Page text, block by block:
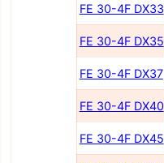
FE 30-4F DX33
FE 30-4F DX35
FE 30-4F DX37
FE 30-4F DX40
FE 30-4F DX45